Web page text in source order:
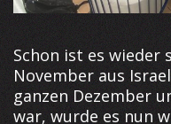
Schon ist es wieder
November aus
ganzen Dezember
war, wurde es nun